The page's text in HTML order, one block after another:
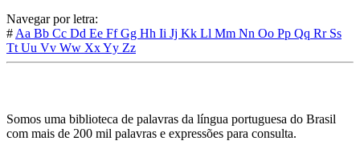
Navegar por letra:
# Aa Bb Cc Dd Ee FfGg Hh Ii Jj Kk Ll Mm Nn Oo Pp Qq Rr Ss
Tt Uu Vv Ww XxYy Zz
Somos uma biblioteca de palavras da língua portuguesa do Brasil
com mais de 200 mil palavras e expressões para consulta.